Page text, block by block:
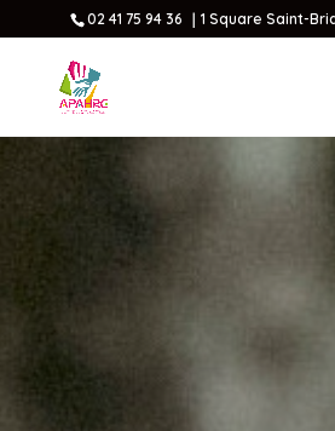
02 41 75 94 36 ｜1 Square Saint-